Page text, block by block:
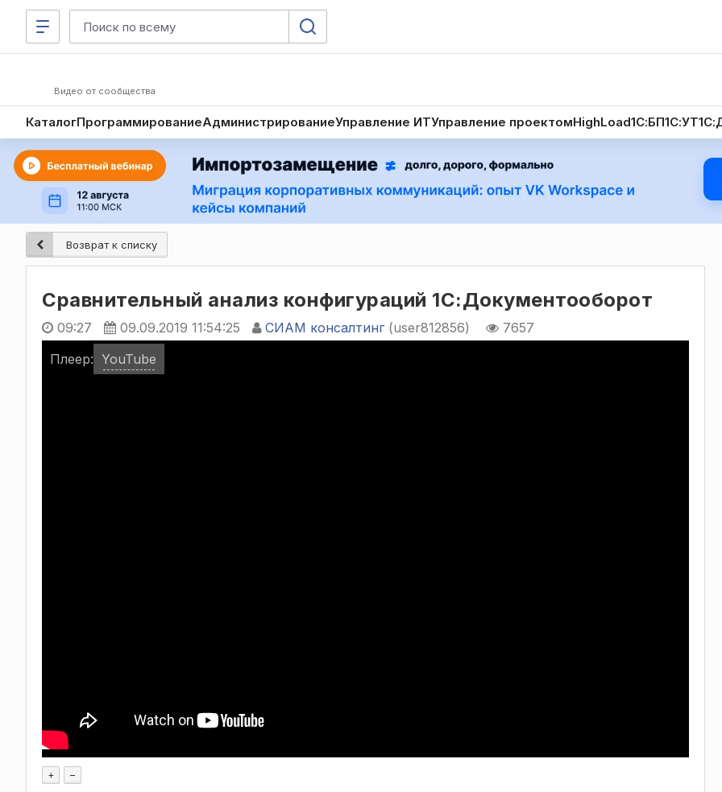
Видео от сообщества
КаталогПрограммированиеАдминистрированиеУправление ИТУправление проектомHighLoad1С:БП1С:УТ
Возврат к списку
Сравнительный анализ конфигураций 1С:Документооборот
09:27 09.09.2019 11:54:25 СИАМ консалтинг (user812856)
7657
Плеер: YouTube
+ –